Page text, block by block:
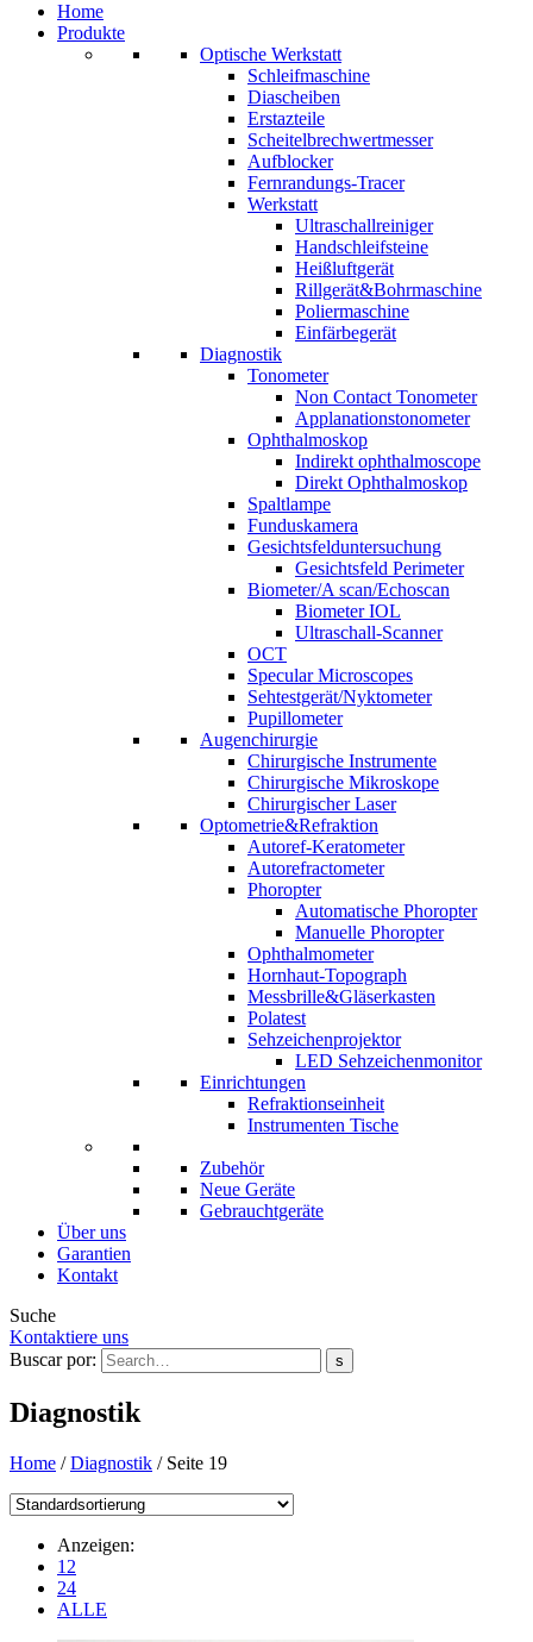
Home
Produkte
Optische Werkstatt
Schleifmaschine
Diascheiben
Erstazteile
Scheitelbrechwertmesser
Aufblocker
Fernrandungs-Tracer
Werkstatt
Ultraschallreiniger
Handschleifsteine
Heißluftgerät
Rillgerät&Bohrmaschine
Poliermaschine
Einfärbegerät
Diagnostik
Tonometer
Non Contact Tonometer
Applanationstonometer
Ophthalmoskop
Indirekt ophthalmoscope
Direkt Ophthalmoskop
Spaltlampe
Funduskamera
Gesichtsfelduntersuchung
Gesichtsfeld Perimeter
Biometer/A scan/Echoscan
Biometer IOL
Ultraschall-Scanner
OCT
Specular Microscopes
Sehtestgerät/Nyktometer
Pupillometer
Augenchirurgie
Chirurgische Instrumente
Chirurgische Mikroskope
Chirurgischer Laser
Optometrie&Refraktion
Autoref-Keratometer
Autorefractometer
Phoropter
Automatische Phoropter
Manuelle Phoropter
Ophthalmometer
Hornhaut-Topograph
Messbrille&Gläserkasten
Polatest
Sehzeichenprojektor
LED Sehzeichenmonitor
Einrichtungen
Refraktionseinheit
Instrumenten Tische
Zubehör
Neue Geräte
Gebrauchtgeräte
Über uns
Garantien
Kontakt
Suche
Kontaktiere uns
Buscar por:
s
Diagnostik
Home /Diagnostik / Seite 19
Anzeigen:
12
24
ALLE